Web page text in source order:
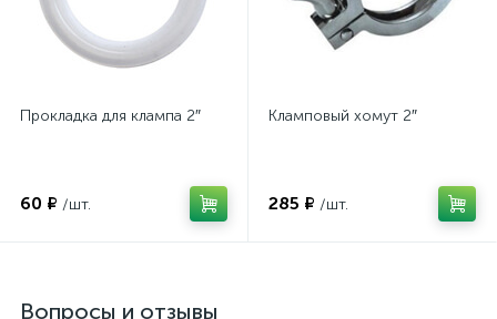
Прокладка для клампа 2″
60 ₽ /шт.
Кламповый хомут 2″
285 ₽ /шт.
Вопросы и отзывы